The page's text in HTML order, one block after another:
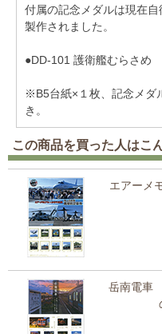
付属の記念メダルは現在
製作されました。
●DD-101 護衛艦むらさめ
※B5台紙×１枚、記念メダ
き。
この商品を買った人はこ
エアーメ
岳南電車